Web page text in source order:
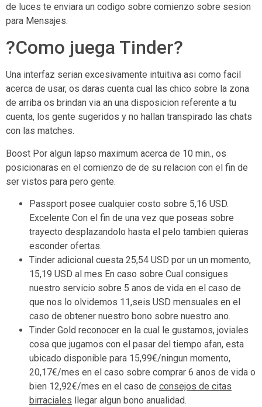
de luces te enviara un codigo sobre comienzo sobre sesion
para Mensajes.
?Como juega Tinder?
Una interfaz seri­an excesivamente intuitiva asi­ como facil
acerca de usar, os daras cuenta cual las chico sobre la zona
de arriba os brindan via an una disposicion referente a tu
cuenta, los gente sugeridos y no hallan transpirado las chats
con las matches.
Boost Por algun lapso maximum acerca de 10 min., os
posicionaras en el comienzo de de su relacion con el fin de
ser vistos para pero gente.
Passport posee cualquier costo sobre 5,16 USD.
Excelente Con el fin de una vez que poseas sobre
trayecto desplazandolo hasta el pelo tambien quieras
esconder ofertas.
Tinder adicional cuesta 25,54 USD por un un momento,
15,19 USD al mes En caso sobre Cual consigues
nuestro servicio sobre 5 anos de vida en el caso de
que nos lo olvidemos 11,seis USD mensuales en el
caso de obtener nuestro bono sobre nuestro ano.
Tinder Gold reconocer en la cual le gustamos, joviales
cosa que jugamos con el pasar del tiempo afan, esta
ubicado disponible para 15,99€/ningun momento,
20,17€/mes en el caso sobre comprar 6 anos de vida o
bien 12,92€/mes en el caso de consejos de citas
birraciales llegar algun bono anualidad.